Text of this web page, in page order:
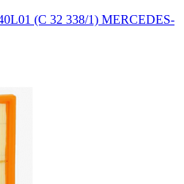
(C 32 338/1) MERCEDES-